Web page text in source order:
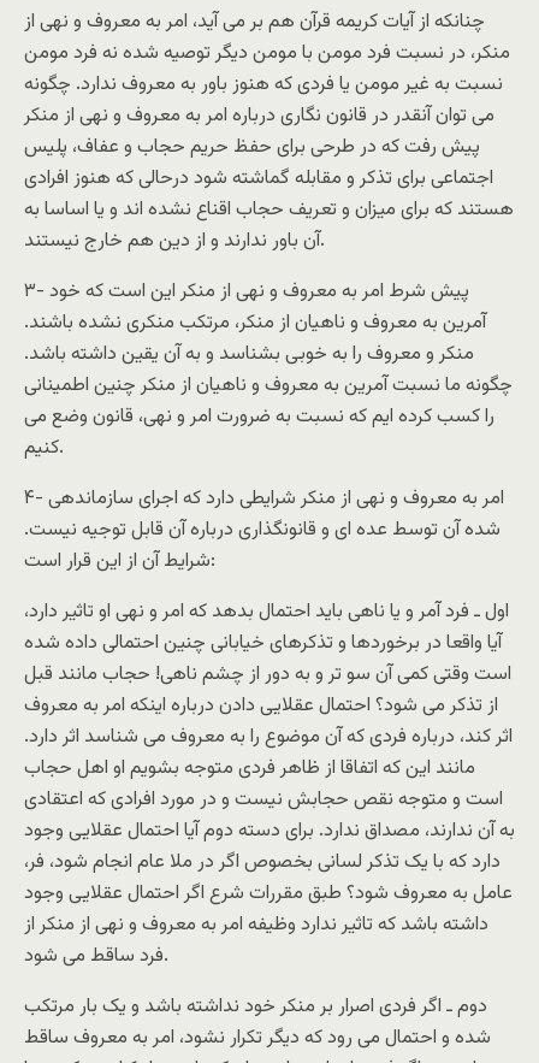
چنانکه از آيات کريمه قرآن هم بر می آيد، امر به معروف و نهی از
منکر، در نسبت فرد مومن با مومن ديگر توصيه شده نه فرد مومن
نسبت به غير مومن يا فردی که هنوز باور به معروف ندارد. چگونه
می توان آنقدر در قانون نگاری درباره امر به معروف و نهی از منکر
پيش رفت که در طرحی برای حفظ حريم حجاب و عفاف، پليس
اجتماعی برای تذکر و مقابله گماشته شود درحالی که هنوز افرادی
هستند که برای ميزان و تعريف حجاب اقناع نشده اند و يا اساسا به
آن باور ندارند و از دين هم خارج نيستند.
۳- پيش شرط امر به معروف و نهی از منکر اين است که خود
آمرين به معروف و ناهيان از منکر، مرتکب منکری نشده باشند.
منکر و معروف را به خوبی بشناسد و به آن يقين داشته باشد.
چگونه ما نسبت آمرين به معروف و ناهيان از منکر چنين اطمينانی
را کسب کرده ايم که نسبت به ضرورت امر و نهی، قانون وضع می
کنيم.
۴- امر به معروف و نهی از منکر شرايطی دارد که اجرای سازماندهی
شده آن توسط عده ای و قانونگذاری درباره آن قابل توجيه نيست.
شرايط آن از اين قرار است:
اول ـ فرد آمر و يا ناهی بايد احتمال بدهد که امر و نهی او تاثير دارد،
آيا واقعا در برخوردها و تذکرهای خيابانی چنين احتمالی داده شده
است وقتی کمی آن سو تر و به دور از چشم ناهی! حجاب مانند قبل
از تذکر می شود؟ احتمال عقلايی دادن درباره اينکه امر به معروف
اثر کند، درباره فردی که آن موضوع را به معروف می شناسد اثر دارد.
مانند اين که اتفاقا از ظاهر فردی متوجه بشويم او اهل حجاب
است و متوجه نقص حجابش نيست و در مورد افرادی که اعتقادی
به آن ندارند، مصداق ندارد. برای دسته دوم آيا احتمال عقلايی وجود
دارد که با يک تذکر لسانی بخصوص اگر در ملا عام انجام شود، فر،
عامل به معروف شود؟ طبق مقررات شرع اگر احتمال عقلايی وجود
داشته باشد که تاثير ندارد وظيفه امر به معروف و نهی از منکر از
فرد ساقط می شود.
دوم ـ اگر فردی اصرار بر منکر خود نداشته باشد و يک بار مرتکب
شده و احتمال می رود که ديگر تکرار نشود، امر به معروف ساقط